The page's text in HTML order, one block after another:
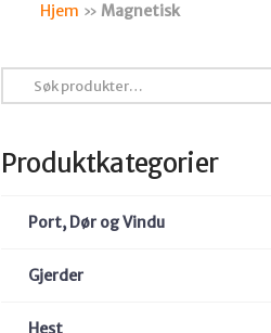
Hjem » Magnetisk
etter:
Produktkategorier
Port, Dør og Vindu
Gjerder
Hest